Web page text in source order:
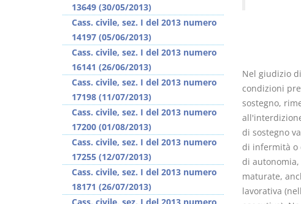
Nel giudizio
condizioni
sostegno,
di sostegno
di infermità o
di
maturate,
lavorativa
13649 (30/05/2013)
Cass. civile, sez. I del 2013 numero
14197 (05/06/2013)
Cass. civile, sez. I del 2013 numero
16141 (26/06/2013)
Cass. civile, sez. I del 2013 numero
17198 (11/07/2013)
Cass. civile, sez. I del 2013 numero
17200 (01/08/2013)
Cass. civile, sez. I del 2013 numero
17255 (12/07/2013)
Cass. civile, sez. I del 2013 numero
18171 (26/07/2013)